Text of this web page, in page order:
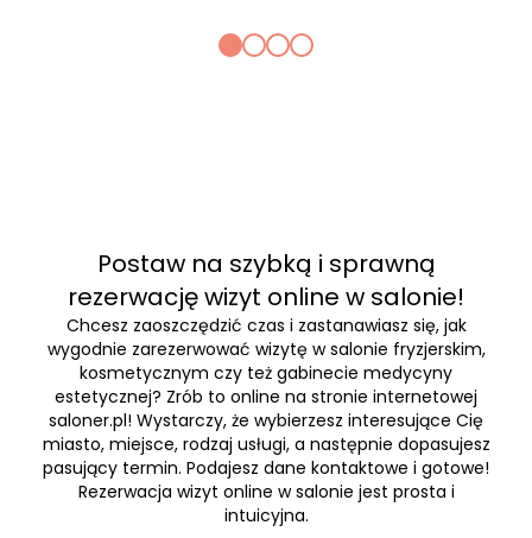
Postaw na szybką i sprawną
rezerwację wizyt online w salonie!
Chcesz zaoszczędzić czas i zastanawiasz się, jak
wygodnie zarezerwować wizytę w salonie fryzjerskim,
kosmetycznym czy też gabinecie medycyny
estetycznej? Zrób to online na stronie internetowej
saloner.pl! Wystarczy, że wybierzesz interesujące Cię
miasto, miejsce, rodzaj usługi, a następnie dopasujesz
pasujący termin. Podajesz dane kontaktowe i gotowe!
Rezerwacja wizyt online w salonie jest prosta i
intuicyjna.